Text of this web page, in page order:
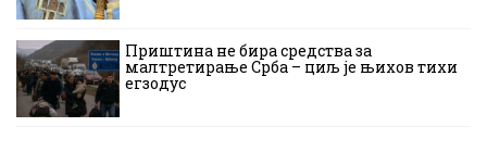
Приштина не бира средства за
малтретирање Срба – циљ је њихов тихи
егзодус